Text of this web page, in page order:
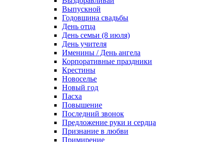
Выпускной
Годовщина свадьбы
День отца
День семьи (8 июля)
День учителя
Именины / День ангела
Корпоративные праздники
Крестины
Новоселье
Новый год
Пасха
Повышение
Последний звонок
Предложение руки и сердца
Признание в любви
Примирение